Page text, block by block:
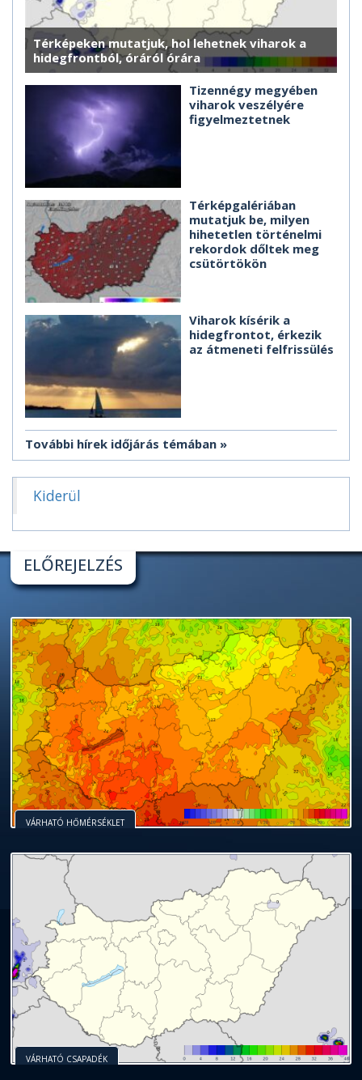
Térképeken mutatjuk, hol lehetnek viharok a
hidegfrontból, óráról órára
Tizennégy megyében
viharok veszélyére
figyelmeztetnek
Térképgalériában
mutatjuk be, milyen
hihetetlen történelmi
rekordok dőltek meg
csütörtökön
Viharok kísérik a
hidegfrontot, érkezik
az átmeneti felfrissülés
További hírek időjárás témában
Kiderül
ELŐREJELZÉS
VÁRHATÓ HŐMÉRSÉKLET
VÁRHATÓ CSAPADÉK